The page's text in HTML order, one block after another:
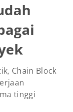
Chain Block
tinggi